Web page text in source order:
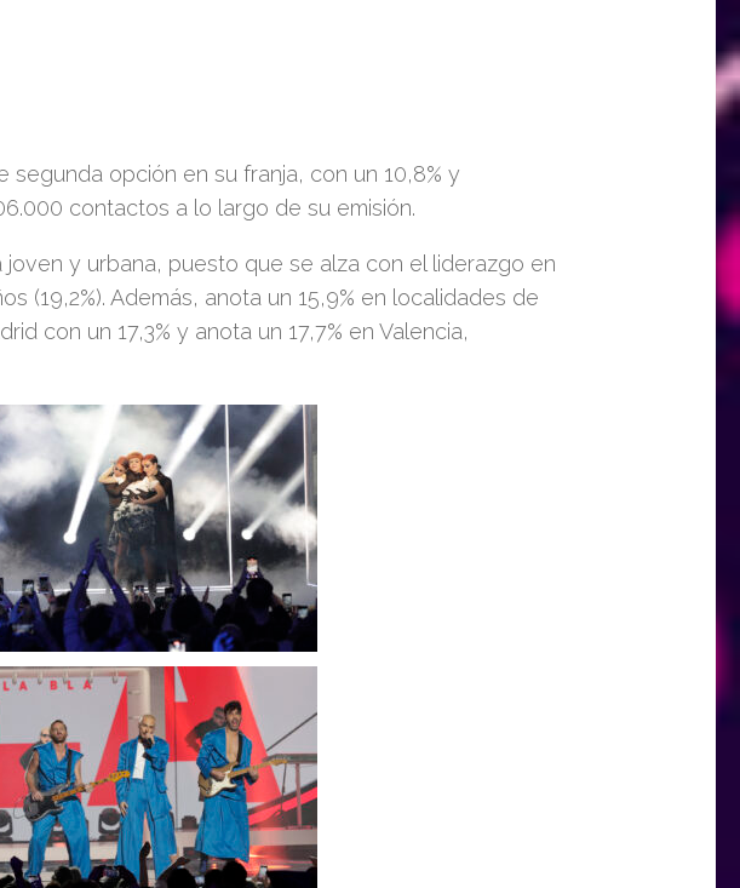
segunda opción en su franja, con un 10,8% y
contactos a lo largo de su emisión.
y urbana, puesto que se alza con el
liderazgo en
(19,2%). Además, anota un 15,9% en localidades de
con un 17,3% y anota un 17,7% en Valencia,